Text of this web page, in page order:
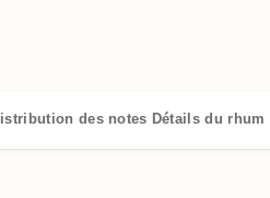
des notes Détails du rhum